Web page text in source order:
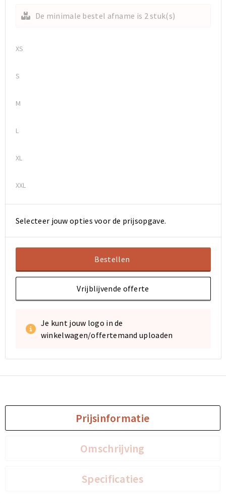
Toilettassen
Documententassen
Toilettassen
Documententassen
De minimale bestel afname is 2 stuk(s)
XS
S
M
L
XL
XXL
Selecteer jouw opties voor de prijsopgave.
Bestellen
Vrijblijvende offerte
Je kunt jouw logo in de
winkelwagen/offertemand uploaden
Prijsinformatie
Omschrijving
Specificaties